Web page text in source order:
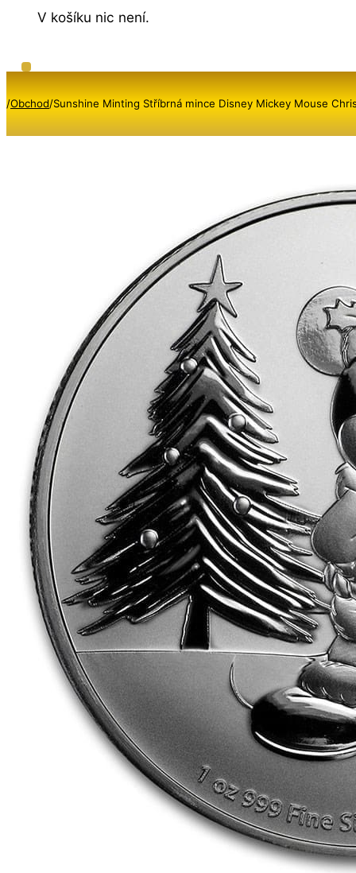
V košíku nic není.
/Obchod/Sunshine Minting Stříbrná mince Disney Mickey Mouse